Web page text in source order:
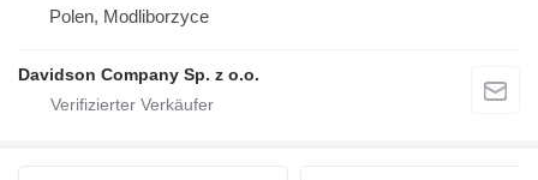
Polen, Modliborzyce
Davidson Company Sp. z o.o.